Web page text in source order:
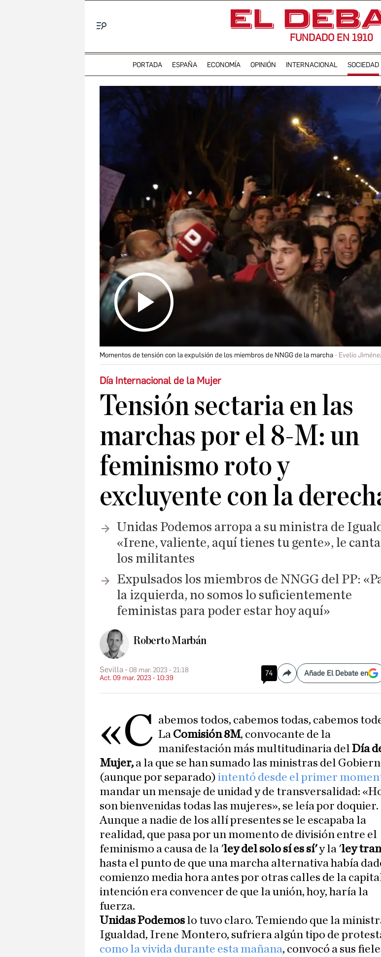
FUNDADO EN 1910
PORTADA ESPAÑA ECONOMÍA OPINIÓN INTERNACIONAL SOCIEDAD
Momentos de tensión con la expulsión de los miembros de NNGG de la marcha Evelio
Día Internacional de la Mujer
Tensión sectaria en las
marchas por el 8-M: un
feminismo roto y
excluyente con la
Unidas Podemos arropa a su ministra de
«Irene, valiente, aquí tienes tu gente», le
los militantes
Expulsados los miembros de NNGG del PP:
la izquierda, no somos lo suficientemente
feministas para poder estar hoy aquí»
Roberto Marbán
Sevilla
08 mar. 2023 - 21:18
Act. 09 mar. 2023 - 10:39
74 CompartirAñade El Debate en
«C abemos todos, cabemos todas, cabemos
La Comisión 8M, convocante de la
manifestación más multitudinaria del Día
Mujer, a la que se han sumado las ministras del
(aunque por separado) intentó desde el primer
mandar un mensaje de unidad y de transversalidad:
son bienvenidas todas las mujeres», se leía por doquier.
Aunque a nadie de los allí presentes se le escapaba la
realidad, que pasa por un momento de división entre el
feminismo a causa de la 'ley del solo sí es sí'y la 'ley
hasta el punto de que una marcha alternativa había
comienzo media hora antes por otras calles de la
intención era convencer de que la unión, hoy, haría la
fuerza.
Unidas Podemos lo tuvo claro. Temiendo que la
Igualdad, Irene Montero, sufriera algún tipo de
como la vivida durante esta mañana, convocó a sus